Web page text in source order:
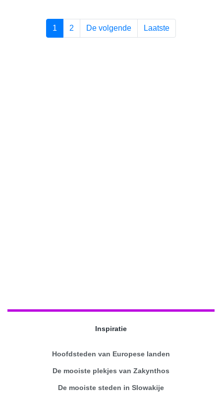
1 2 De volgende Laatste
Inspiratie
Hoofdsteden van Europese landen
De mooiste plekjes van Zakynthos
De mooiste steden in Slowakije